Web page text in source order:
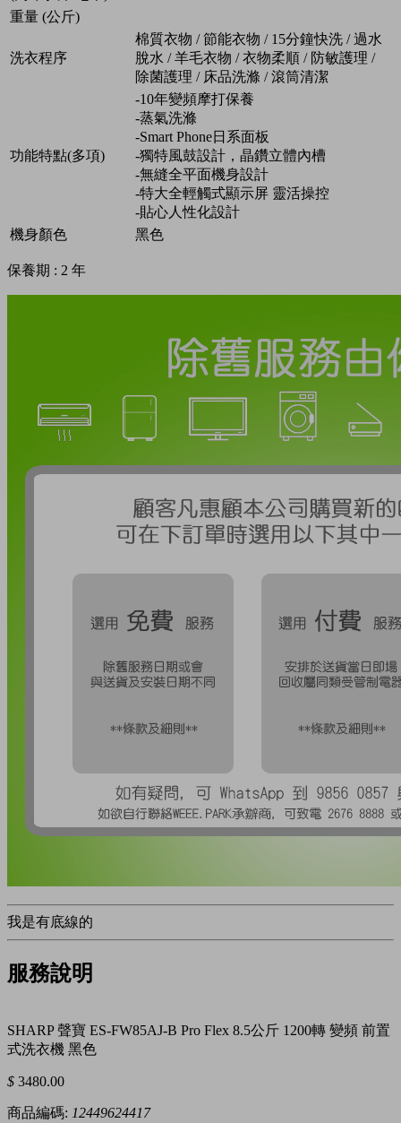
重量 (公斤)
洗衣程序
棉質衣物 / 節能衣物 / 15分鐘快洗 / 過水
脫水 / 羊毛衣物 / 衣物柔順 / 防敏護理 /
除菌護理 / 床品洗滌 / 滾筒清潔
功能特點(多項)
-10年變頻摩打保養
-蒸氣洗滌
-Smart Phone日系面板
-獨特風鼓設計，晶鑽立體內槽
-無縫全平面機身設計
-特大全輕觸式顯示屏 靈活操控
-貼心人性化設計
機身顏色
黑色
保養期 : 2 年
我是有底線的
服務說明
SHARP 聲寶 ES-FW85AJ-B Pro Flex 8.5公斤 1200轉 變頻 前置
式洗衣機 黑色
$ 3480.00
商品編碼: 12449624417